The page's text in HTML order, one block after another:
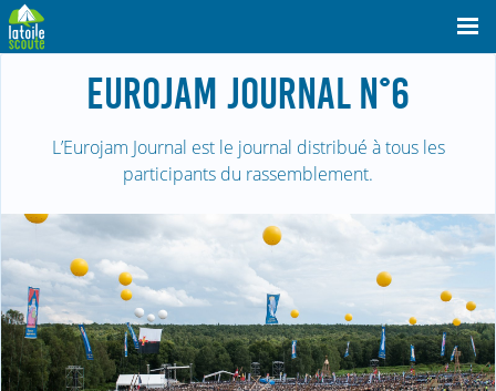
EUROJAM JOURNAL N°6
L’Eurojam Journal est le journal distribué à tous les
participants du rassemblement.